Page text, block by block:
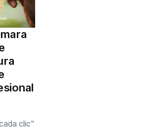
clic"